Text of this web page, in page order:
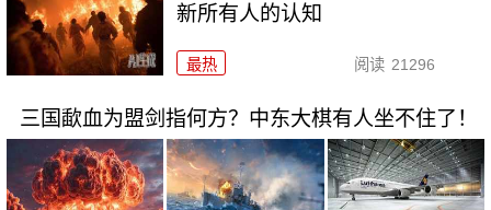
新所有人的认知
最热 阅读 21296
三国歃血为盟剑指何方？中东大棋有人坐不住了！